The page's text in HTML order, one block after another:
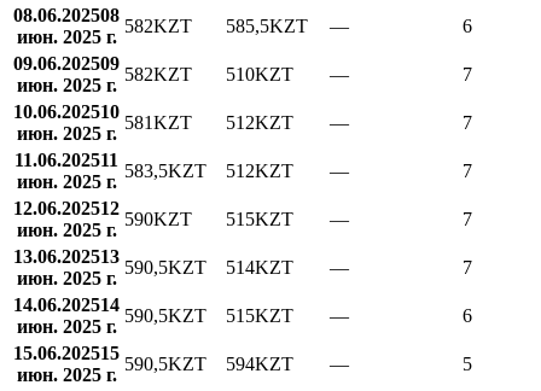
08.06.202508
июн. 2025 г.
582KZT 585,5KZT —
6
09.06.202509
июн. 2025 г.
582KZT 510KZT —
7
10.06.202510
июн. 2025 г.
581KZT 512KZT —
7
11.06.202511
июн. 2025 г.
583,5KZT 512KZT —
7
12.06.202512
июн. 2025 г.
590KZT 515KZT —
7
13.06.202513
июн. 2025 г.
590,5KZT 514KZT —
7
14.06.202514
июн. 2025 г.
590,5KZT 515KZT —
6
15.06.202515
июн. 2025 г.
590,5KZT 594KZT —
5